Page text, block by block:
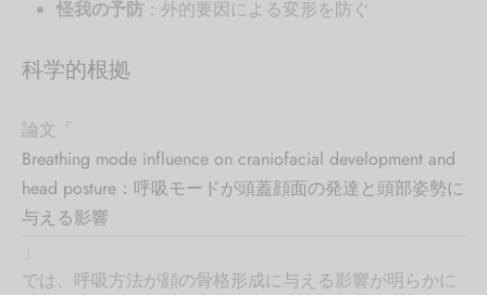
怪我の予防：外的要因による変形を防ぐ
科学的根拠
論文「
Breathing mode influence on craniofacial development and
head posture：呼吸モードが頭蓋顔面の発達と頭部姿勢に
与える影響
では、呼吸方法が顔の骨格形成に与える影響が明らかに